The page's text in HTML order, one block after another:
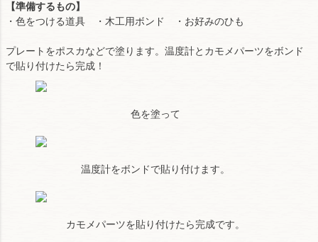
【準備するもの】
・色をつける道具 ・木工用ボンド ・お好みのひも
プレートをポスカなどで塗ります。温度計とカモメパーツをボンド
で貼り付けたら完成！
色を塗って
温度計をボンドで貼り付けます。
カモメパーツを貼り付けたら完成です。